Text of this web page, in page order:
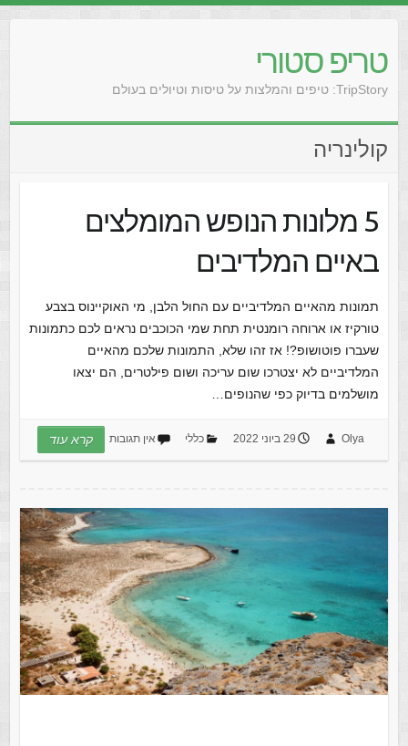
טריפ סטורי
TripStory: טיפים והמלצות על טיסות וטיולים בעולם
קולינריה
5 מלונות הנופש המומלצים
באיים המלדיבים
תמונות מהאיים המלדיביים עם החול הלבן, מי האוקיינוס בצבע
טורקיז או ארוחה רומנטית תחת שמי הכוכבים נראים לכם כתמונות
שעברו פוטושופ?! אז זהו שלא, התמונות שלכם מהאיים
המלדיביים לא יצטרכו שום עריכה ושום פילטרים, הם יצאו
מושלמים בדיוק כפי שהנופים…
Olya 29 ביוני 2022 כללי אין תגובות קרא עוד